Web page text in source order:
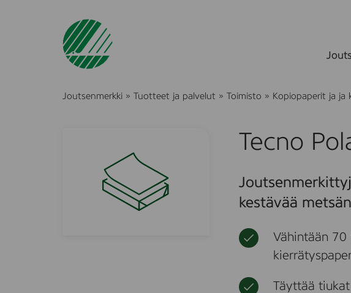
Joutsenmerkki » Tuotteet ja palvelut » Toimisto » Kopiopaperit ja ja
Tecno
kestävää
Vähintään 70
Täyttää